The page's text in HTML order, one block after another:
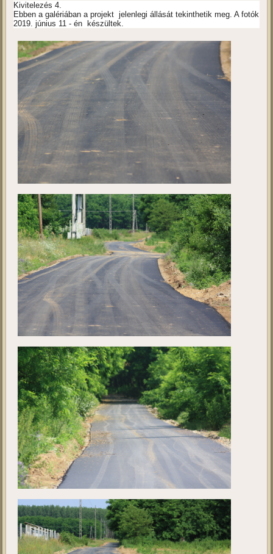
Kivitelezés 4.
Ebben a galériában a projekt jelenlegi állását tekinthetik meg. A fotók
2019. június 11 - én készültek.